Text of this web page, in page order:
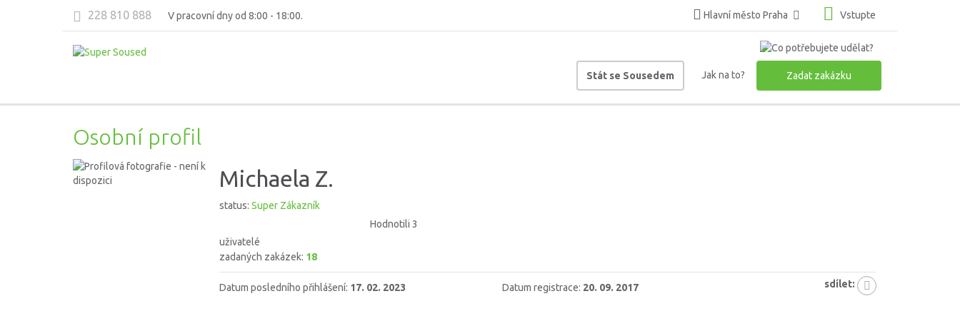
228 810 888 V pracovní dny od 8:00 - 18:00. Hlavní město Praha Vstupte
Stát se Sousedem Jak na to? Zadat zakázku
Osobní profil
Michaela Z.
status: Super Zákazník
Hodnotili 3
uživatelé
zadaných zakázek: 18
Datum posledního přihlášení: 17. 02. 2023 Datum registrace: 20. 09. 2017 sdílet: